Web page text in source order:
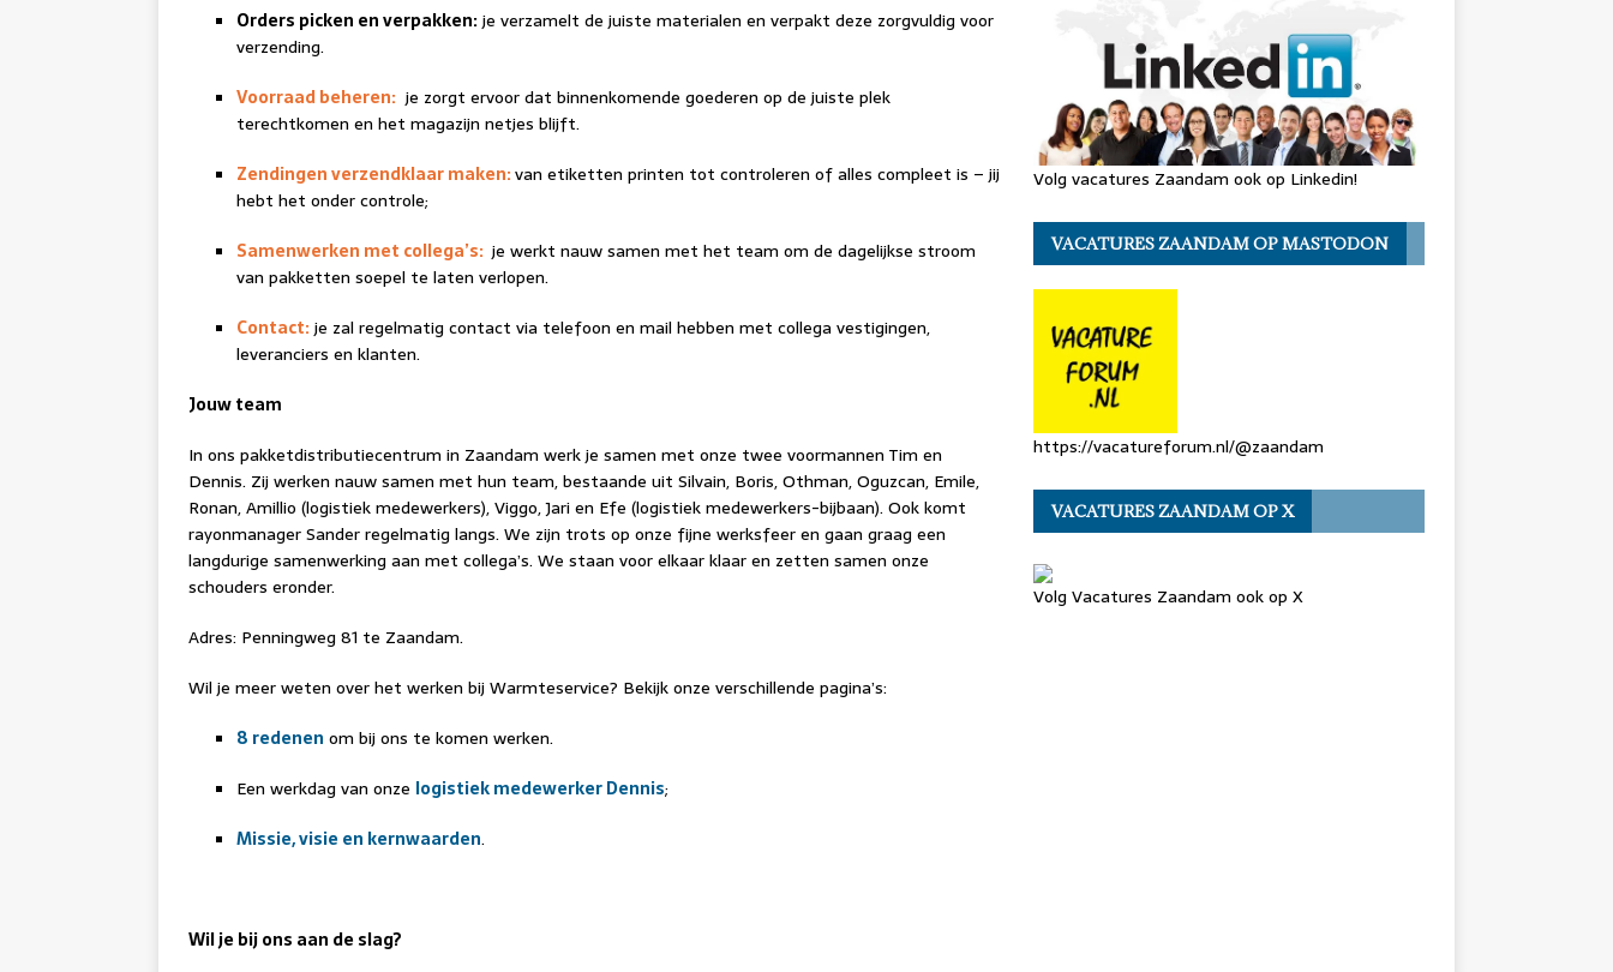
Orders picken en verpakken:je verzamelt de juiste materialen en verpakt deze zorgvuldig voor
verzending.
Voorraad beheren: je zorgt ervoor dat binnenkomende goederen op de juiste plek
terechtkomen en het magazijn netjes blijft.
Zendingen verzendklaar maken:van etiketten printen tot controleren of alles compleet is – jij
hebt het onder controle;
Samenwerken met collega’s: je werkt nauw samen met het team om de dagelijkse stroom
van pakketten soepel te laten verlopen.
Contact: je zal regelmatig contact via telefoon en mail hebben met collega vestigingen,
leveranciers en klanten.
Jouw team
In ons pakketdistributiecentrum in Zaandam werk je samen met onze twee voormannen Tim en
Dennis. Zij werken nauw samen met hun team, bestaande uit Silvain, Boris, Othman, Oguzcan, Emile,
Ronan, Amillio (logistiek medewerkers), Viggo, Jari en Efe (logistiek medewerkers-bijbaan). Ook komt
rayonmanager Sander regelmatig langs. We zijn trots op onze fijne werksfeer en gaan graag een
langdurige samenwerking aan met collega’s. We staan voor elkaar klaar en zetten samen onze
schouders eronder.
Adres: Penningweg 81 te Zaandam.
Wil je meer weten over het werken bij Warmteservice? Bekijk onze verschillende pagina’s:
8 redenen om bij ons te komen werken.
Een werkdag van onze logistiek medewerker Dennis;
Missie, visie en kernwaarden.
Wil je bij ons aan de slag?
Volg vacatures Zaandam ook op Linkedin!
VACATURES ZAANDAM OP MASTODON
https://vacatureforum.nl/@zaandam
VACATURES ZAANDAM OP X
Volg Vacatures Zaandam ook op X